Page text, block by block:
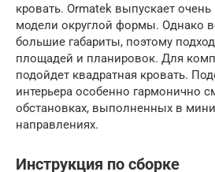
кровать. Ormatek выпускает
модели округлой формы. Однако
большие габариты, поэтому
площадей и планировок. Для
подойдет квадратная кровать.
интерьера особенно гармонично
обстановках, выполненных в
направлениях.
Инструкция по сборке